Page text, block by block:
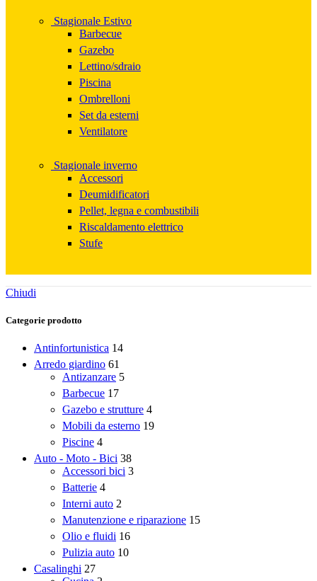
Stagionale Estivo
Barbecue
Gazebo
Lettino/sdraio
Piscina
Ombrelloni
Set da esterni
Ventilatore
Stagionale inverno
Accessori
Deumidificatori
Pellet, legna e combustibili
Riscaldamento elettrico
Stufe
Chiudi
Categorie prodotto
Antinfortunistica 14
Arredo giardino 61
Antizanzare 5
Barbecue 17
Gazebo e strutture 4
Mobili da esterno 19
Piscine 4
Auto - Moto - Bici 38
Accessori bici 3
Batterie 4
Interni auto 2
Manutenzione e riparazione 15
Olio e fluidi 16
Pulizia auto 10
Casalinghi 27